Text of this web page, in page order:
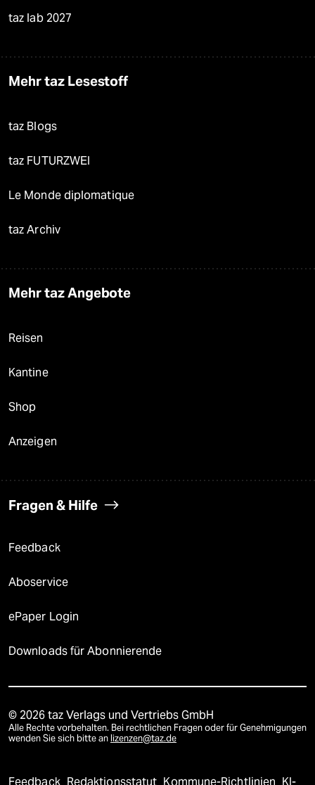
taz lab 2027
Mehr taz Lesestoff
taz Blogs
taz FUTURZWEI
Le Monde diplomatique
taz Archiv
Mehr taz Angebote
Reisen
Kantine
Shop
Anzeigen
Fragen & Hilfe
Feedback
Aboservice
ePaper Login
Downloads für Abonnierende
© 2026 taz Verlags und Vertriebs GmbH
Alle Rechte vorbehalten. Bei rechtlichen Fragen oder für Genehmigungen
wenden Sie sich bitte an lizenzen@taz.de
Feedback Redaktionsstatut Kommune-Richtlinien KI-